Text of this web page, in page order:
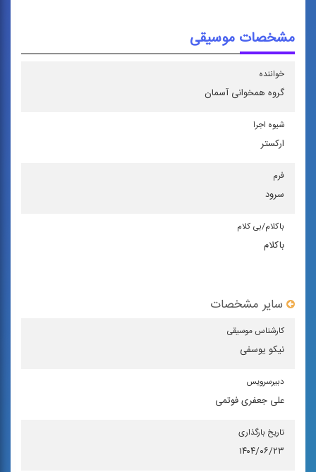
مشخصات موسیقی
خواننده
گروه همخوانی آسمان
شیوه اجرا
اركستر
فرم
سرود
باكلام/بی كلام
باکلام
سایر مشخصات
كارشناس موسیقی
نیکو یوسفی
دبیرسرویس
علی جعفری فوتمی
تاریخ بارگذاری
۱۴۰۴/۰۶/۲۳